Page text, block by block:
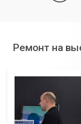
Ремонт на